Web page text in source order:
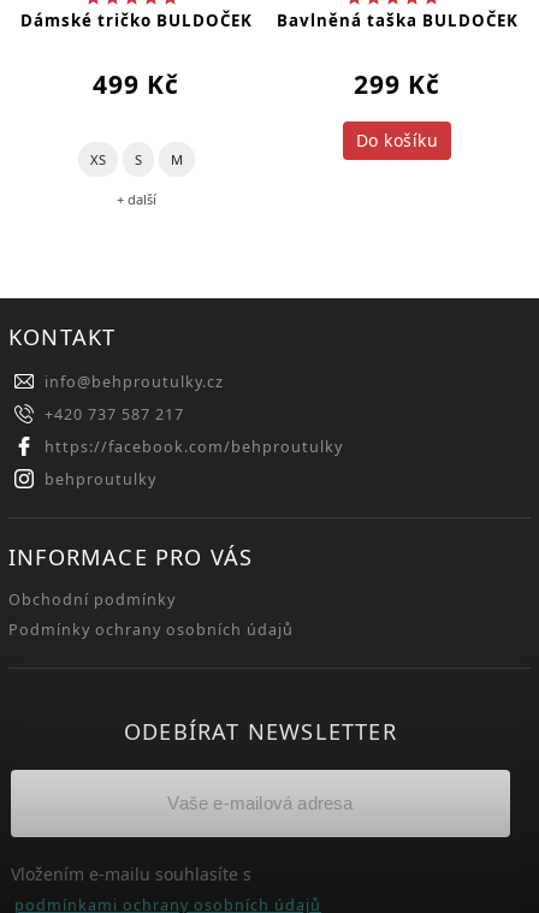
Dámské tričko BULDOČEK
499 Kč
XS S M
+ další
Bavlněná taška BULDOČEK
299 Kč
Do košíku
KONTAKT
info@behproutulky.cz
+420 737 587 217
https://facebook.com/behproutulky
behproutulky
INFORMACE PRO VÁS
Obchodní podmínky
Podmínky ochrany osobních údajů
ODEBÍRAT NEWSLETTER
Vložením e-mailu souhlasíte s
podmínkami ochrany osobních údajů